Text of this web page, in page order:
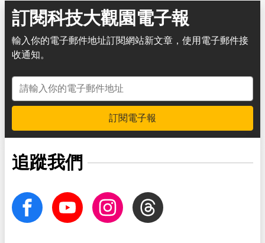
訂閱科技大觀園電子報
輸入你的電子郵件地址訂閱網站新文章，使用電子郵件接
收通知。
電子郵件地址
訂閱電子報
追蹤我們
facebook Youtube InstagramThreads